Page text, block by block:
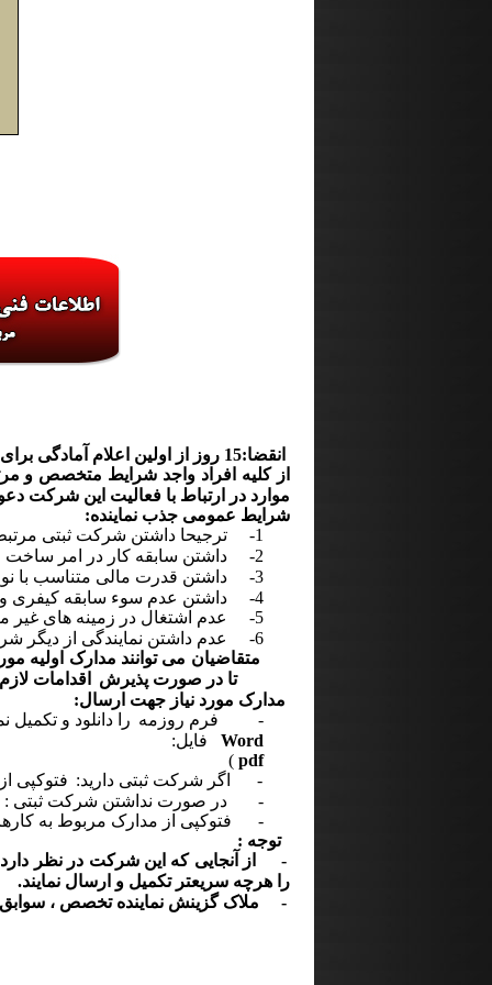
انقضا:15 روز از اولین اعلام آمادگی برای هر شهرستان
از کلیه افراد واجد شرایط متخصص و
موارد در ارتباط با فعالیت این
شرایط عمومی جذب نماینده:
1-
ترجیحا داشتن شرکت ثبتی
2-
داشتن سابقه کار در امر ساخت
3-
داشتن قدرت مالی متناسب با
4-
داشتن عدم سوء سابقه کیفری و
5-
عدم اشتغال در زمینه های غیر
6-
عدم داشتن نمایندگی از دیگر
متقاضیان می توانند مدارک اولیه
تا در صورت پذیرش
اقدامات
مدارک مورد نیاز جهت ارسال:
-
فرم روزمه را دانلود و تکمیل
Word
فایل:
pdf
)
-
اگر شرکت ثبتی دارید: فتوکپی
- در صورت نداشتن شرکت ثبتی :
-
فتوکپی از مدارک مربوط به
توجه :
- از آنجایی که این شرکت در نظر
را هرچه سریعتر تکمیل و ارسال نمایند.
- ملاک گزینش نماینده تخصص ، سوابق